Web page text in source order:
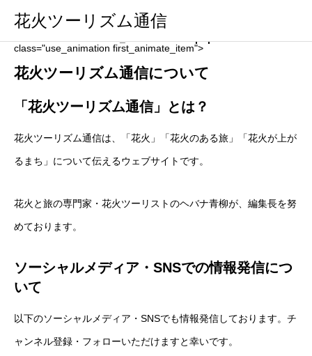
花火ツーリズム通信
Warning: Undefined variable $stop_animation in
/home/hanabnb/hanabitourism.jp/public_html/wp-
class="use_animation first_animate_item">
花火ツーリズム通信について
「花火ツーリズム通信」とは？
花火ツーリズム通信は、「花火」「花火のある旅」「花火が上が
るまち」について伝えるウェブサイトです。
花火と旅の専門家・花火ツーリストのヘバナ青柳が、編集長を努
めております。
ソーシャルメディア・SNSでの情報発信につ
いて
以下のソーシャルメディア・SNSでも情報発信しております。チ
ャンネル登録・フォローいただけますと幸いです。